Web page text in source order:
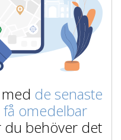
de senaste
omedelbar
du behöver det